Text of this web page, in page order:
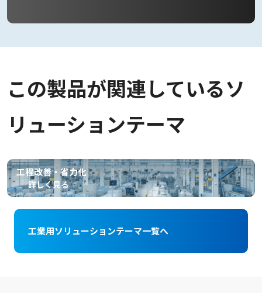
この製品が関連しているソ
リューションテーマ
工程改善・省力化
詳しく見る
工業用ソリューションテーマ一覧へ